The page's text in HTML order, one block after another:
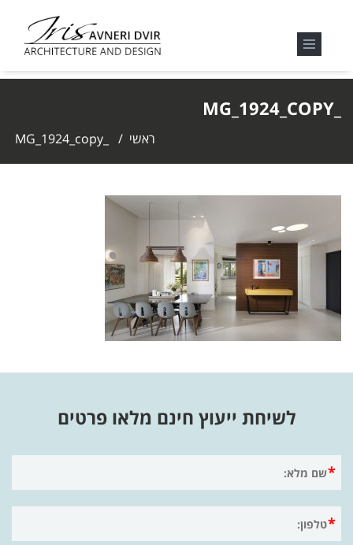
ראשי /
לשיחת ייעוץ חינם מלאו פרטים